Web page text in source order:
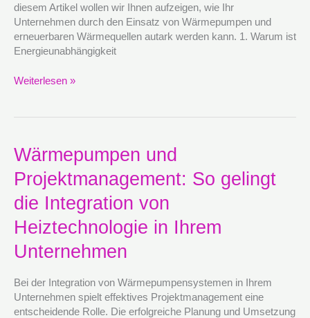
diesem Artikel wollen wir Ihnen aufzeigen, wie Ihr
Unternehmen durch den Einsatz von Wärmepumpen und
erneuerbaren Wärmequellen autark werden kann. 1. Warum ist
Energieunabhängigkeit
Weiterlesen »
Wärmepumpen und
Projektmanagement: So gelingt
die Integration von
Heiztechnologie in Ihrem
Unternehmen
Bei der Integration von Wärmepumpensystemen in Ihrem
Unternehmen spielt effektives Projektmanagement eine
entscheidende Rolle. Die erfolgreiche Planung und Umsetzung
Wärmepumpen
und
Projektmanagement:
gelingt
die
Integration
von
in
Ihrem
Unternehmen